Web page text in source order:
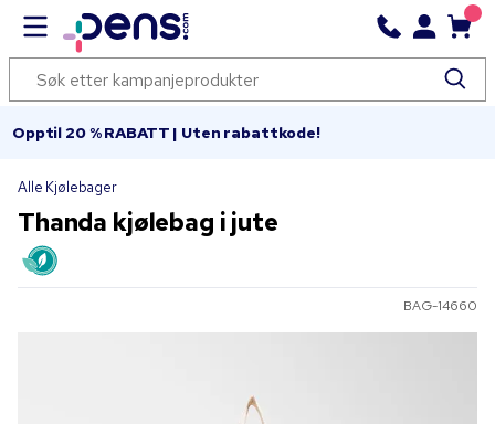
Opptil 20 % RABATT | Uten rabattkode!
Alle Kjølebager
Thanda kjølebag i jute
BAG-14660